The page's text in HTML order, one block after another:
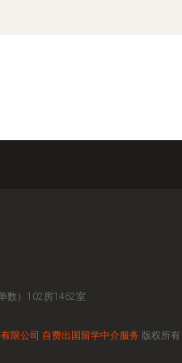
数）102房1462室
限公司 自费出国留学中介服务 版权所有